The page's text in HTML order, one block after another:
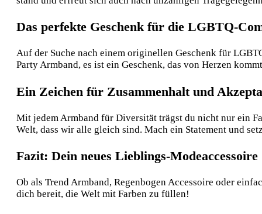
Das perfekte Geschenk für die LGBTQ-
Auf der Suche nach einem originellen Geschenk für
Party Armband, es ist ein Geschenk, das von Herzen
Ein Zeichen für Zusammenhalt und
Mit jedem Armband für Diversität trägst du nicht nur ein
Welt, dass wir alle gleich sind. Mach ein Statement und
Fazit: Dein neues Lieblings-Modeaccessoire
Ob als Trend Armband, Regenbogen Accessoire oder
dich bereit, die Welt mit Farben zu füllen!